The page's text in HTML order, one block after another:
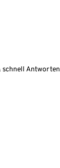
schnell Antworten